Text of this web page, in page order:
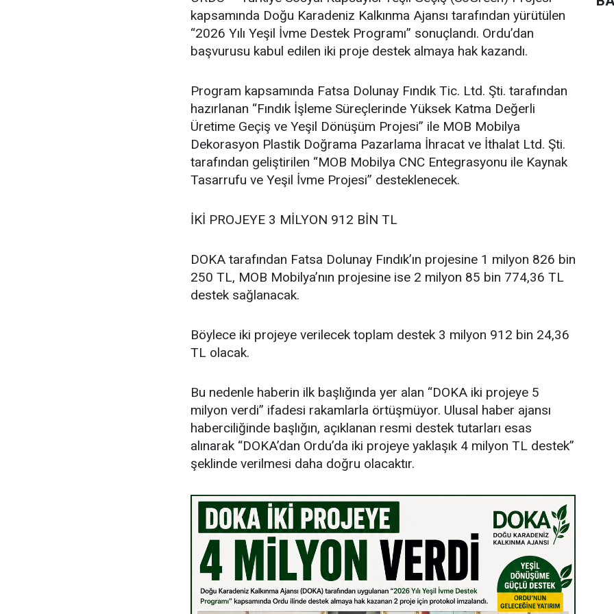
kapsamında Doğu Karadeniz Kalkınma Ajansı tarafından yürütülen
“2026 Yılı Yeşil İvme Destek Programı” sonuçlandı. Ordu’dan
başvurusu kabul edilen iki proje destek almaya hak kazandı.
Program kapsamında Fatsa Dolunay Fındık Tic. Ltd. Şti. tarafından
hazırlanan “Fındık İşleme Süreçlerinde Yüksek Katma Değerli
Üretime Geçiş ve Yeşil Dönüşüm Projesi” ile MOB Mobilya
Dekorasyon Plastik Doğrama Pazarlama İhracat ve İthalat Ltd. Şti.
tarafından geliştirilen “MOB Mobilya CNC Entegrasyonu ile Kaynak
Tasarrufu ve Yeşil İvme Projesi” desteklenecek.
İKİ PROJEYE 3 MİLYON 912 BİN TL
DOKA tarafından Fatsa Dolunay Fındık’ın projesine 1 milyon 826 bin
250 TL, MOB Mobilya’nın projesine ise 2 milyon 85 bin 774,36 TL
destek sağlanacak.
Böylece iki projeye verilecek toplam destek 3 milyon 912 bin 24,36
TL olacak.
Bu nedenle haberin ilk başlığında yer alan “DOKA iki projeye 5
milyon verdi” ifadesi rakamlarla örtüşmüyor. Ulusal haber ajansı
haberciliğinde başlığın, açıklanan resmi destek tutarları esas
alınarak “DOKA’dan Ordu’da iki projeye yaklaşık 4 milyon TL destek”
şeklinde verilmesi daha doğru olacaktır.